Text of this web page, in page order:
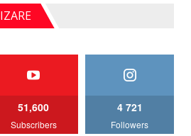
Mercedes-Benz S-Class facelift (S 580
V223) / Test Drive AutoBlog.MD
51,600
Subscribers
4 721
Followers